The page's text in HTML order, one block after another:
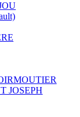
JOSEPH